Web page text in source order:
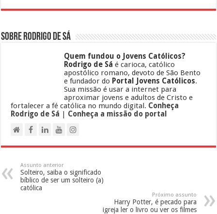
Sobre Rodrigo de Sá
Quem fundou o Jovens Católicos?
Rodrigo de Sá é carioca, católico
apostólico romano, devoto de São Bento
e fundador do Portal Jovens Católicos.
Sua missão é usar a internet para
aproximar jovens e adultos de Cristo e
fortalecer a fé católica no mundo digital. Conheça
Rodrigo de Sá | Conheça a missão do portal
Assunto anterior
Solteiro, saiba o significado
bíblico de ser um solteiro (a)
católica
Próximo assunto
Harry Potter, é pecado para
igreja ler o livro ou ver os filmes